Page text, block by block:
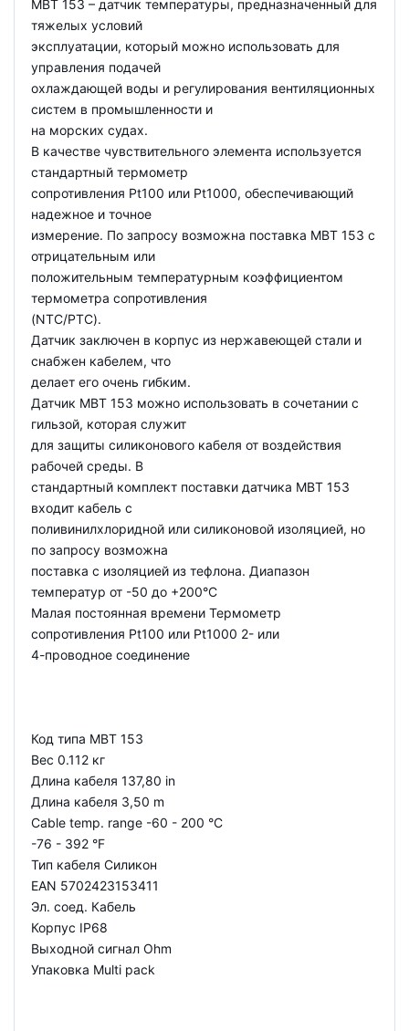
MBT 153 – датчик температуры, предназначенный для
тяжелых условий
эксплуатации, который можно использовать для
управления подачей
охлаждающей воды и регулирования вентиляционных
систем в промышленности и
на морских судах.
В качестве чувствительного элемента используется
стандартный термометр
сопротивления Pt100 или Pt1000, обеспечивающий
надежное и точное
измерение. По запросу возможна поставка MBT 153 с
отрицательным или
положительным температурным коэффициентом
термометра сопротивления
(NTC/PTC).
Датчик заключен в корпус из нержавеющей стали и
снабжен кабелем, что
делает его очень гибким.
Датчик MBT 153 можно использовать в сочетании с
гильзой, которая служит
для защиты силиконового кабеля от воздействия
рабочей среды. В
стандартный комплект поставки датчика MBT 153
входит кабель с
поливинилхлоридной или силиконовой изоляцией, но
по запросу возможна
поставка с изоляцией из тефлона. Диапазон
температур от -50 до +200°C
Малая постоянная времени Термометр
сопротивления Pt100 или Pt1000 2- или
4-проводное соединение
Код типа MBT 153
Вес 0.112 кг
Длина кабеля 137,80 in
Длина кабеля 3,50 m
Cable temp. range -60 - 200 °C
-76 - 392 °F
Тип кабеля Силикон
EAN 5702423153411
Эл. соед. Кабель
Корпус IP68
Выходной сигнал Ohm
Упаковка Multi pack